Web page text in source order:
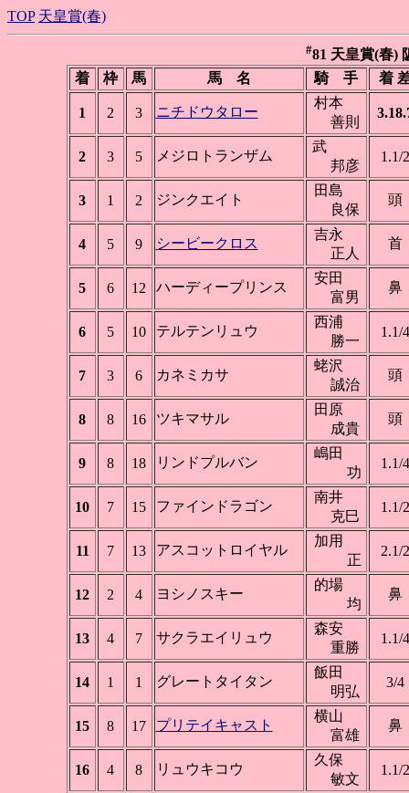
TOP 天皇賞(春)
#81 天皇賞(春)
着
枠 馬 馬 名 騎 手 着
1 2 3 ニチドウタロー
村本
善則
2 3 5 メジロトランザム
武
邦彦
1.1/2
3 1 2 ジンクエイト
田島
良保
頭
4 5 9 シービークロス
吉永
正人
首
5 6 12 ハーディープリンス
安田
富男
鼻
6 5 10 テルテンリュウ
西浦
勝一
1.1/4
7 3 6 カネミカサ
蛯沢
誠治
頭
8 8 16 ツキマサル
田原
成貴
頭
9 8 18 リンドプルバン
嶋田
功
1.1/4
10 7 15 ファインドラゴン
南井
克巳
1.1/2
11 7 13 アスコットロイヤル
加用
正
2.1/2
12 2 4 ヨシノスキー
的場
均
鼻
13 4 7 サクラエイリュウ
森安
重勝
1.1/4
14 1 1 グレートタイタン
飯田
明弘
3/4
15 8 17 プリテイキャスト
横山
富雄
鼻
16 4 8 リュウキコウ
久保
敏文
1.1/2